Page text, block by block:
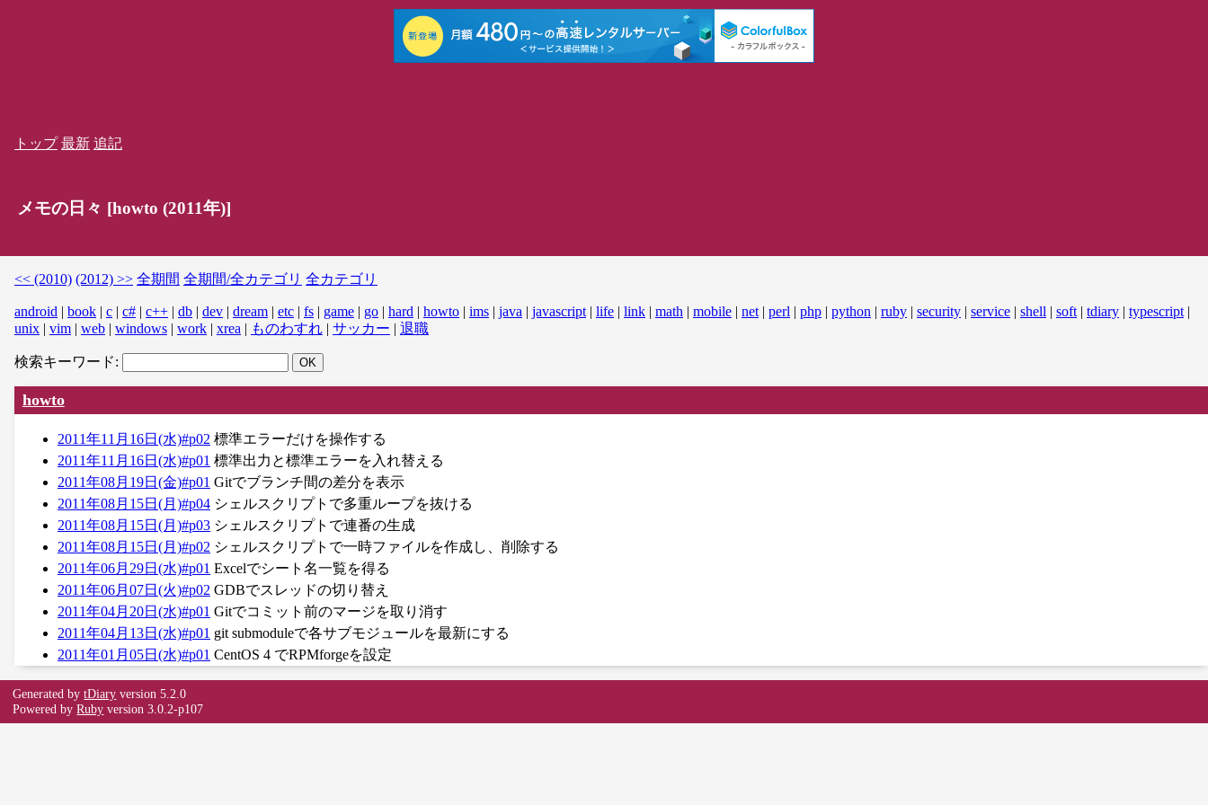
トップ 最新 追記
メモの日々 [howto (2011年)]
<< (2010) (2012) >> 全期間 全期間/全カテゴリ 全カテゴリ
android | book | c | c# | c++ | db | dev | dream | etc | fs | game | go | hard | howto | ims | java | javascript | life | link | math | mobile | net | perl | php | python | ruby | security | service | shell | soft | tdiary | typescript |
unix | vim | web | windows | work | xrea | ものわすれ | サッカー | 退職
検索キーワード:
howto
2011年11月16日(水)#p02 標準エラーだけを操作する
2011年11月16日(水)#p01 標準出力と標準エラーを入れ替える
2011年08月19日(金)#p01 Gitでブランチ間の差分を表示
2011年08月15日(月)#p04 シェルスクリプトで多重ループを抜ける
2011年08月15日(月)#p03 シェルスクリプトで連番の生成
2011年08月15日(月)#p02 シェルスクリプトで一時ファイルを作成し、削除する
2011年06月29日(水)#p01 Excelでシート名一覧を得る
2011年06月07日(火)#p02 GDBでスレッドの切り替え
2011年04月20日(水)#p01 Gitでコミット前のマージを取り消す
2011年04月13日(水)#p01 git submoduleで各サブモジュールを最新にする
2011年01月05日(水)#p01 CentOS 4 でRPMforgeを設定
Generated bytDiary version 5.2.0
Powered byRuby version 3.0.2-p107